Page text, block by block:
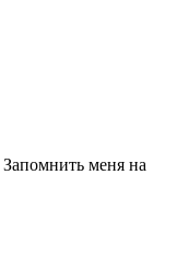
Запомнить меня на